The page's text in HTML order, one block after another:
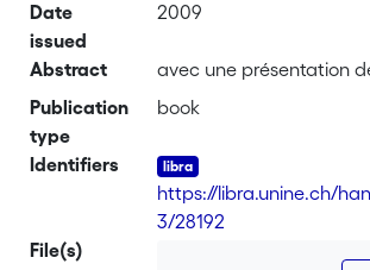
Date
issued
2009
Abstract
avec une présentation
Publication
type
book
Identifiers
https://libra.unine.ch/
3/28192
File(s)